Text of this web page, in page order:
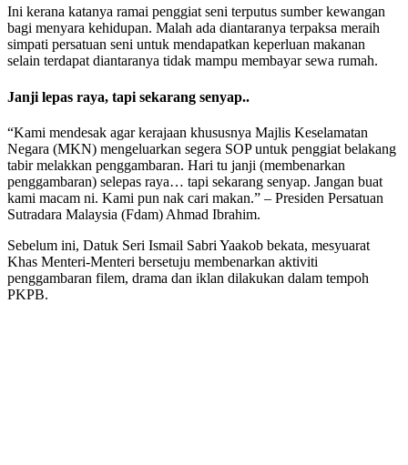
Ini kerana katanya ramai penggiat seni terputus sumber kewangan
bagi menyara kehidupan. Malah ada diantaranya terpaksa meraih
simpati persatuan seni untuk mendapatkan keperluan makanan
selain terdapat diantaranya tidak mampu membayar sewa rumah.
Janji lepas raya, tapi sekarang senyap..
“Kami mendesak agar kerajaan khususnya Majlis Keselamatan
Negara (MKN) mengeluarkan segera SOP untuk penggiat belakang
tabir melakkan penggambaran. Hari tu janji (membenarkan
penggambaran) selepas raya… tapi sekarang senyap. Jangan buat
kami macam ni. Kami pun nak cari makan.” – Presiden Persatuan
Sutradara Malaysia (Fdam) Ahmad Ibrahim.
Sebelum ini, Datuk Seri Ismail Sabri Yaakob bekata, mesyuarat
Khas Menteri-Menteri bersetuju membenarkan aktiviti
penggambaran filem, drama dan iklan dilakukan dalam tempoh
PKPB.